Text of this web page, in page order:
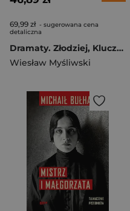
69,99 zł - sugerowana cena
detaliczna
Dramaty. Złodziej, Klucznik, Drzewo, Requiem dla gospodyni
Wiesław Myśliwski